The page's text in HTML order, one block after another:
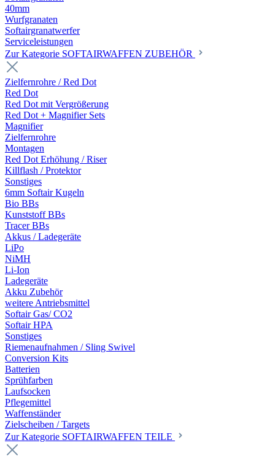
40mm
Wurfgranaten
Softairgranatwerfer
Serviceleistungen
Zur Kategorie SOFTAIRWAFFEN ZUBEHÖR
Zielfernrohre / Red Dot
Red Dot
Red Dot mit Vergrößerung
Red Dot + Magnifier Sets
Magnifier
Zielfernrohre
Montagen
Red Dot Erhöhung / Riser
Killflash / Protektor
Sonstiges
6mm Softair Kugeln
Bio BBs
Kunststoff BBs
Tracer BBs
Akkus / Ladegeräte
LiPo
NiMH
Li-Ion
Ladegeräte
Akku Zubehör
weitere Antriebsmittel
Softair Gas/ CO2
Softair HPA
Sonstiges
Riemenaufnahmen / Sling Swivel
Conversion Kits
Batterien
Sprühfarben
Laufsocken
Pflegemittel
Waffenständer
Zielscheiben / Targets
Zur Kategorie SOFTAIRWAFFEN TEILE